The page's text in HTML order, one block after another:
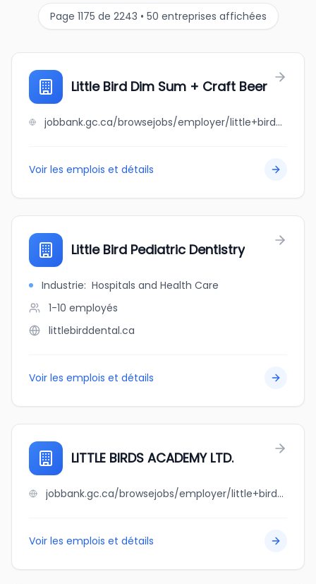
Page 1175 de 2243 • 50 entreprises affichées
Little Bird Dim Sum + Craft Beer
jobbank.gc.ca/browsejobs/employer/little+bird+dim+sum+%2B+craft+beer/ca
Voir les emplois et détails
Little Bird Pediatric Dentistry
Industrie: Hospitals and Health Care
1-10 employés
littlebirddental.ca
Voir les emplois et détails
LITTLE BIRDS ACADEMY LTD.
jobbank.gc.ca/browsejobs/employer/little+birds+academy+ltd./ca
Voir les emplois et détails